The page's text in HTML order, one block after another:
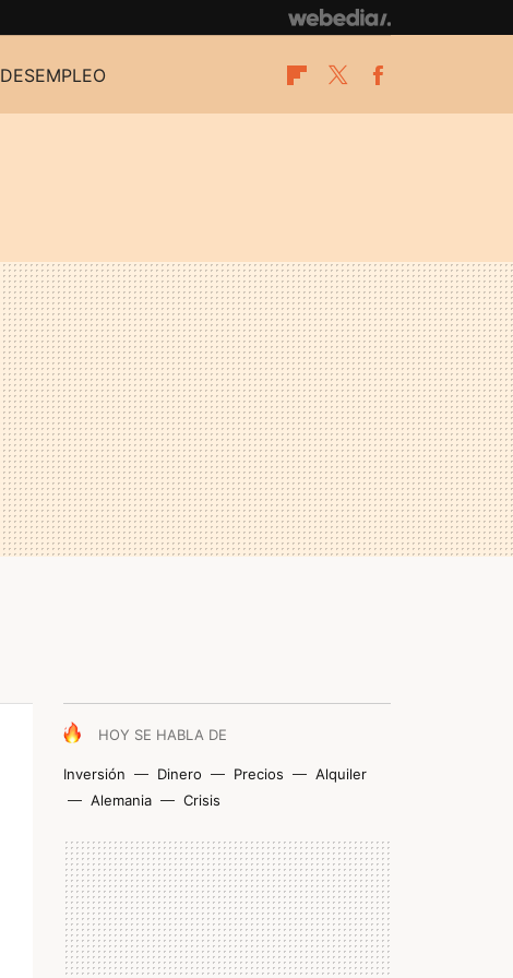
DESEMPLEO Flipboard
Twitter
HOY SE HABLA DE
Inversión Dinero Precios
Alquiler
Alemania
Crisis